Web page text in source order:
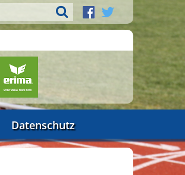
Datenschutz